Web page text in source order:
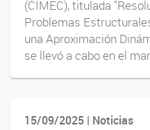
(CIMEC), titulada
Problemas
una Aproximación
se llevó a cabo en el
15/09/2025 | Noticias